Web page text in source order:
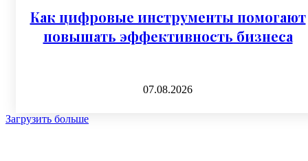
Как цифровые инструменты помогают
повышать эффективность бизнеса
07.08.2026
Загрузить больше